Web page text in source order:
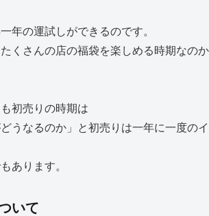
年の運試しができるのです。
くさんの店の福袋を楽しめる時期なのか
初売りの時期は
うなるのか」と初売りは一年に一度のイ
あります。
いて